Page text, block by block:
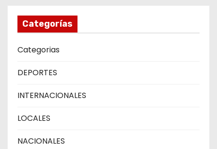
Categorías
Categorias
DEPORTES
INTERNACIONALES
LOCALES
NACIONALES